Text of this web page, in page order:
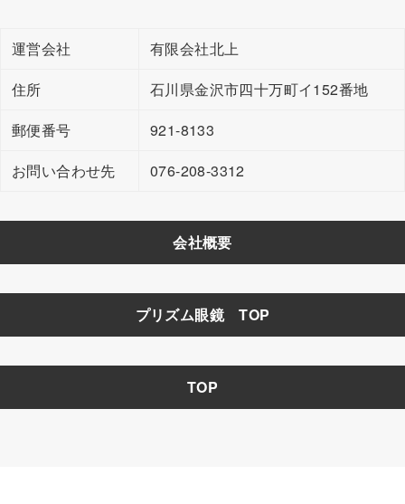
運営会社
有限会社北上
住所
石川県金沢市四十万町イ152番地
郵便番号
921-8133
お問い合わせ先
076-208-3312
会社概要
プリズム眼鏡 TOP
TOP